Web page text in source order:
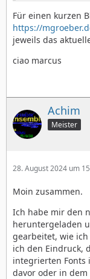
Für einen kurzen
https://
jeweils das
ciao marcus
Achim
Meister
28. August 2024 um
Moin zusammen.
Ich habe mir den
heruntergeladen
gearbeitet, wie
ich den Eindruck,
integrierten Fonts
davor oder in dem